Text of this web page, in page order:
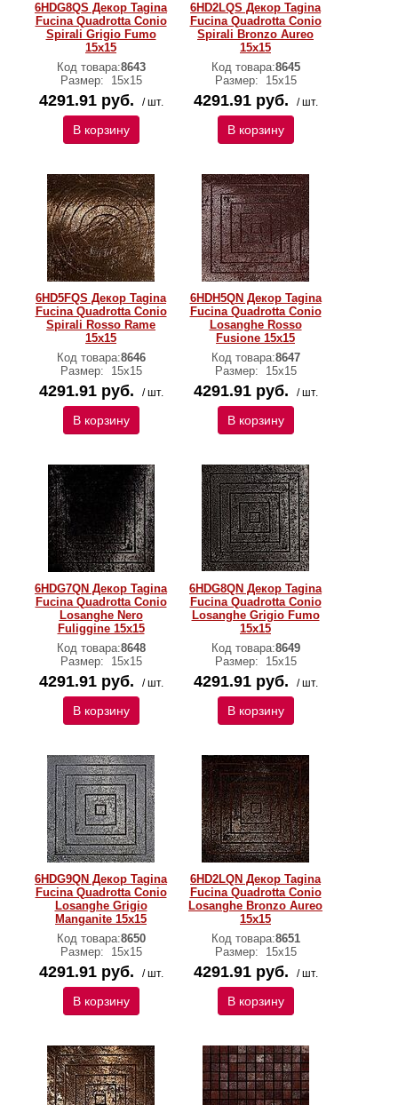
6HDG8QS Декор Tagina
Fucina Quadrotta Conio
Spirali Grigio Fumo
15x15
Код товара:8643
Размер:
15x15
4291.91 руб. / шт.
В корзину
6HD2LQS Декор Tagina
Fucina Quadrotta Conio
Spirali Bronzo Aureo
15x15
Код товара:8645
Размер:
15x15
4291.91 руб. / шт.
В корзину
6HD5FQS Декор Tagina
Fucina Quadrotta Conio
Spirali Rosso Rame
15x15
Код товара:8646
Размер:
15x15
4291.91 руб. / шт.
В корзину
6HDH5QN Декор Tagina
Fucina Quadrotta Conio
Losanghe Rosso
Fusione 15x15
Код товара:8647
Размер:
15x15
4291.91 руб. / шт.
В корзину
6HDG7QN Декор Tagina
Fucina Quadrotta Conio
Losanghe Nero
Fuliggine 15x15
Код товара:8648
Размер:
15x15
4291.91 руб. / шт.
В корзину
6HDG8QN Декор Tagina
Fucina Quadrotta Conio
Losanghe Grigio Fumo
15x15
Код товара:8649
Размер:
15x15
4291.91 руб. / шт.
В корзину
6HDG9QN Декор Tagina
Fucina Quadrotta Conio
Losanghe Grigio
Manganite 15x15
Код товара:8650
Размер:
15x15
4291.91 руб. / шт.
В корзину
6HD2LQN Декор Tagina
Fucina Quadrotta Conio
Losanghe Bronzo Aureo
15x15
Код товара:8651
Размер:
15x15
4291.91 руб. / шт.
В корзину